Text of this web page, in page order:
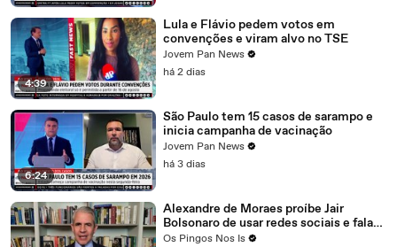
4:39
Lula e Flávio pedem votos em
convenções e viram alvo no TSE
Jovem Pan News
há 2 dias
6:24
São Paulo tem 15 casos de sarampo e
inicia campanha de vacinação
Jovem Pan News
há 3 dias
Alexandre de Moraes proíbe Jair
Bolsonaro de usar redes sociais e falar
com imprensa
Os Pingos Nos Is